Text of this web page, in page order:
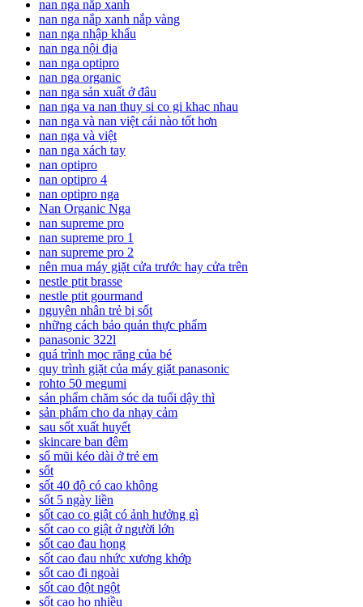
nan nga nắp xanh
nan nga nắp xanh nắp vàng
nan nga nhập khẩu
nan nga nội địa
nan nga optipro
nan nga organic
nan nga sản xuất ở đâu
nan nga va nan thuy si co gi khac nhau
nan nga và nan việt cái nào tốt hơn
nan nga và việt
nan nga xách tay
nan optipro
nan optipro 4
nan optipro nga
Nan Organic Nga
nan supreme pro
nan supreme pro 1
nan supreme pro 2
nên mua máy giặt cửa trước hay cửa trên
nestle ptit brasse
nestle ptit gourmand
nguyên nhân trẻ bị sốt
những cách bảo quản thực phẩm
panasonic 322l
quá trình mọc răng của bé
quy trình giặt của máy giặt panasonic
rohto 50 megumi
sản phẩm chăm sóc da tuổi dậy thì
sản phẩm cho da nhạy cảm
sau sốt xuất huyết
skincare ban đêm
sổ mũi kéo dài ở trẻ em
sốt
sốt 40 độ có cao không
sốt 5 ngày liền
sốt cao co giật có ảnh hưởng gì
sốt cao co giật ở người lớn
sốt cao đau họng
sốt cao đau nhức xương khớp
sốt cao đi ngoài
sốt cao đột ngột
sốt cao ho nhiều